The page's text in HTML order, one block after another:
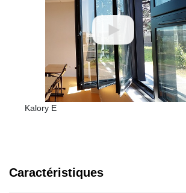
Kalory E
Caractéristiques